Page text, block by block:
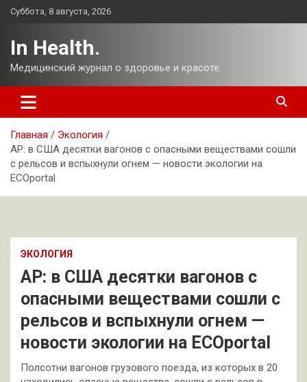
Перейти
Суббота, 8 августа, 2026
In Health.
Медицинский журнал о здоровье и красоте.
Главная
Экология
AP: в США десятки вагонов с опасными веществами сошли
с рельсов и вспыхнули огнем — новости экологии на
ECOportal
ЭКОЛОГИЯ
AP: в США десятки вагонов с
опасными веществами сошли с
рельсов и вспыхнули огнем —
новости экологии на ECOportal
Полсотни вагонов грузового поезда, из которых в 20